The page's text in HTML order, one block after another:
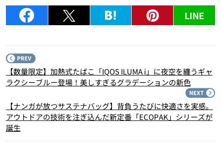
LINE
【数量限定】加熱式たばこ「IQOS ILUMA i」に夜空を纏うギャ
ラクシーブルー登場！美しすぎるグラデーションの新色
【ナンガが放つサステナバッグ】背負うたびに快適さを実感。
アウトドアの技術を注ぎ込んだ新定番「ECOPAK」シリーズが
誕生